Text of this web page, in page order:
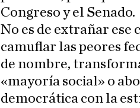
Congreso y el Senado.
No es de extrañar ese
camuflar las peores
de nombre,
«mayoría social» o
democrática con la